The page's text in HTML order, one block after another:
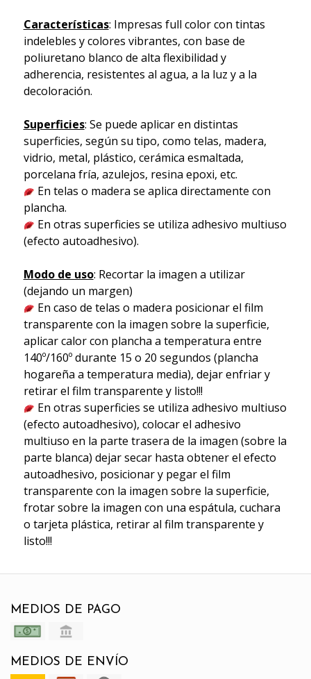
Características: Impresas full color con tintas
indelebles y colores vibrantes, con base de
poliuretano blanco de alta flexibilidad y
adherencia, resistentes al agua, a la luz y a la
decoloración.
Superficies: Se puede aplicar en distintas
superficies, según su tipo, como telas, madera,
vidrio, metal, plástico, cerámica esmaltada,
porcelana fría, azulejos, resina epoxi, etc.
En telas o madera se aplica directamente con
plancha.
En otras superficies se utiliza adhesivo multiuso
(efecto autoadhesivo).
Modo de uso: Recortar la imagen a utilizar
(dejando un margen)
En caso de telas o madera posicionar el film
transparente con la imagen sobre la superficie,
aplicar calor con plancha a temperatura entre
140º/160º durante 15 o 20 segundos (plancha
hogareña a temperatura media), dejar enfriar y
retirar el film transparente y listo!!!
En otras superficies se utiliza adhesivo multiuso
(efecto autoadhesivo), colocar el adhesivo
multiuso en la parte trasera de la imagen (sobre la
parte blanca) dejar secar hasta obtener el efecto
autoadhesivo, posicionar y pegar el film
transparente con la imagen sobre la superficie,
frotar sobre la imagen con una espátula, cuchara
o tarjeta plástica, retirar al film transparente y
listo!!!
MEDIOS DE PAGO
MEDIOS DE ENVÍO